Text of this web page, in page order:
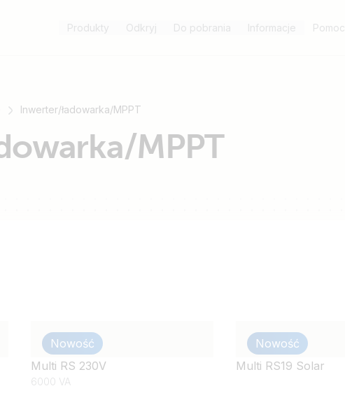
Produkty Odkryj Do pobrania Informacje Pomoc
Inwerter/ładowarka/MPPT
MPPT
Nowość
Multi RS 230V
6000 VA
Nowość
Multi RS19 Solar